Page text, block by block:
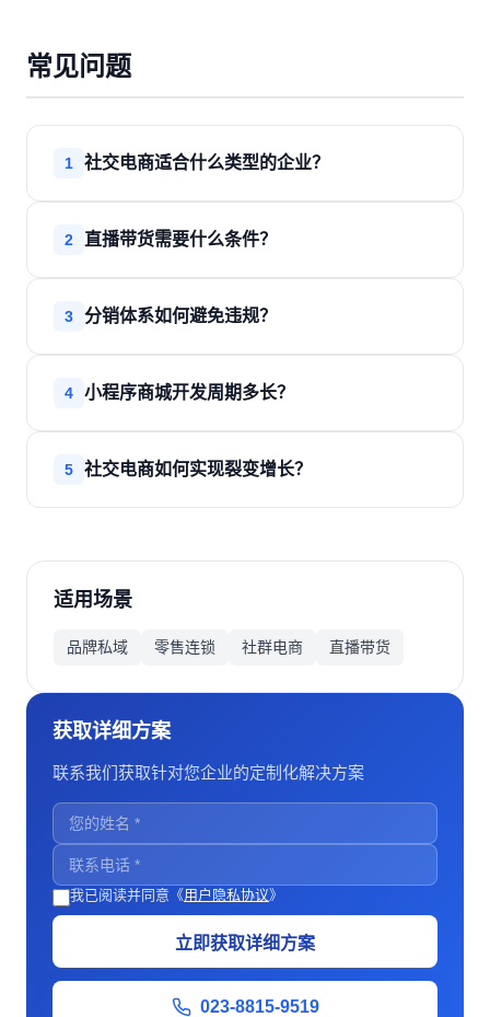
常见问题
1 社交电商适合什么类型的企业？
2 直播带货需要什么条件？
3 分销体系如何避免违规？
4 小程序商城开发周期多长？
5 社交电商如何实现裂变增长？
适用场景
品牌私域 零售连锁 社群电商 直播带货
获取详细方案
联系我们获取针对您企业的定制化解决方案
我已阅读并同意《用户隐私协议》
立即获取详细方案
023-8815-9519